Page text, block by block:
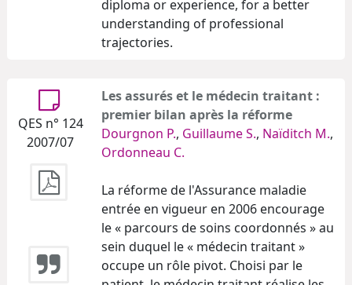
diploma or experience, for a better
understanding of professional
trajectories.
QES n° 124
2007/07
Les assurés et le médecin traitant :
premier bilan après la réforme
Dourgnon P., Guillaume S., Naïditch M.,
Ordonneau C.
La réforme de l'Assurance maladie
entrée en vigueur en 2006 encourage
le « parcours de soins coordonnés » au
sein duquel le « médecin traitant »
occupe un rôle pivot. Choisi par le